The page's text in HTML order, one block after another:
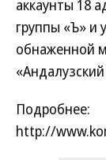
аккаунты 18
группы «Ъ»
обнаженной
Подробнее:
http://